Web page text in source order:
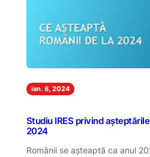
ian. 8, 2024
Studiu IRES privind
2024
Românii se așteaptă ca anul